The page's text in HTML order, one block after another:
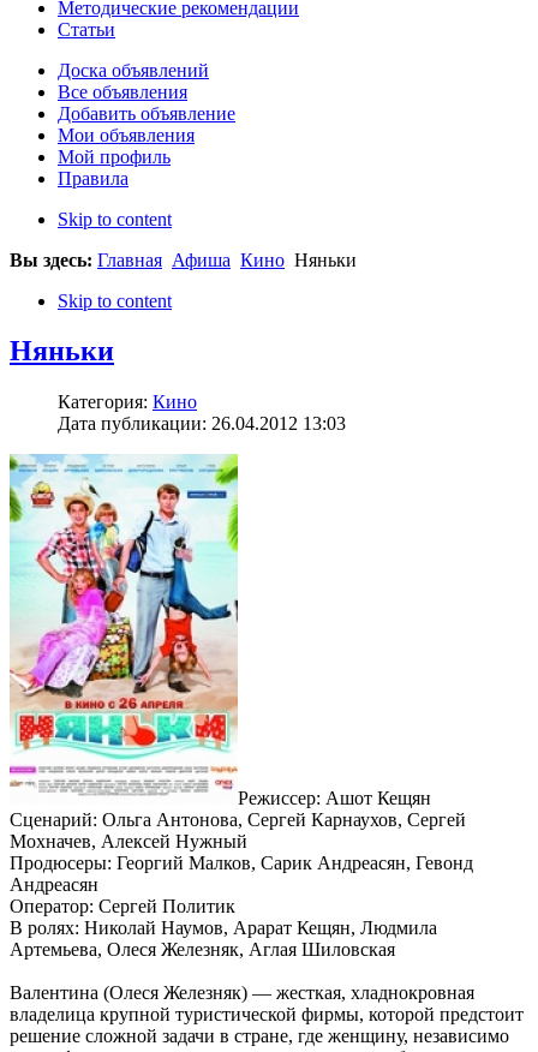
Методические рекомендации
Статьи
Доска объявлений
Все объявления
Добавить объявление
Мои объявления
Мой профиль
Правила
Skip to content
Вы здесь: Главная Афиша Кино Няньки
Skip to content
Няньки
Категория: Кино
Дата публикации: 26.04.2012 13:03
Режиссер: Ашот Кещян
Сценарий: Ольга Антонова, Сергей Карнаухов, Сергей
Мохначев, Алексей Нужный
Продюсеры: Георгий Малков, Сарик Андреасян, Гевонд
Андреасян
Оператор: Сергей Политик
В ролях: Николай Наумов, Арарат Кещян, Людмила
Артемьева, Олеся Железняк, Аглая Шиловская
Валентина (Олеся Железняк) — жесткая, хладнокровная
владелица крупной туристической фирмы, которой предстоит
решение сложной задачи в стране, где женщину, независимо